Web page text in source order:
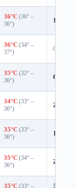
36°C (36° –
36°)
14%
36°C (34° –
37°)
0%
35°C (32° –
36°)
6%
34°C (33° –
36°)
2%
35°C (33° –
36°)
14%
35°C (34° –
36°)
22%
35°C (33° –
39%